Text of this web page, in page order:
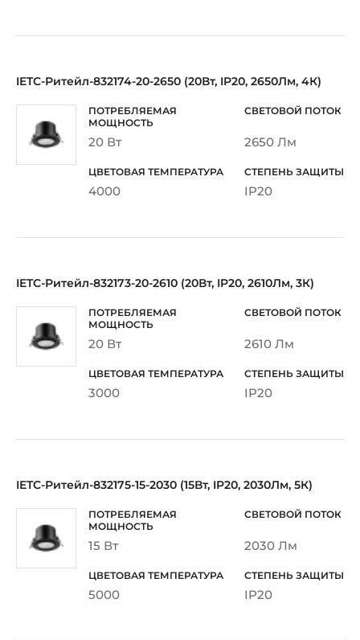
IETC-Ритейл-832174-20-2650 (20Вт, IP20, 2650Лм, 4К)
20 Вт 2650 Лм
4000 IP20
IETC-Ритейл-832173-20-2610 (20Вт, IP20, 2610Лм, 3К)
20 Вт 2610 Лм
3000 IP20
IETC-Ритейл-832175-15-2030 (15Вт, IP20, 2030Лм, 5К)
15 Вт 2030 Лм
5000 IP20